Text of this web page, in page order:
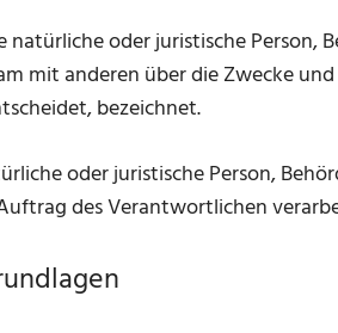
oder juristische Person,
mit anderen über die Zwecke
bezeichnet.
oder juristische Person,
des Verantwortlichen